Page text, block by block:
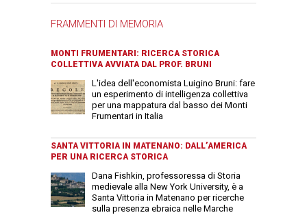
FRAMMENTI DI MEMORIA
MONTI FRUMENTARI: RICERCA STORICA
COLLETTIVA AVVIATA DAL PROF. BRUNI
L'idea dell'economista Luigino Bruni: fare
un esperimento di intelligenza collettiva
per una mappatura dal basso dei Monti
Frumentari in Italia
SANTA VITTORIA IN MATENANO: DALL’AMERICA
PER UNA RICERCA STORICA
Dana Fishkin, professoressa di Storia
medievale alla New York University, è a
Santa Vittoria in Matenano per ricerche
sulla presenza ebraica nelle Marche